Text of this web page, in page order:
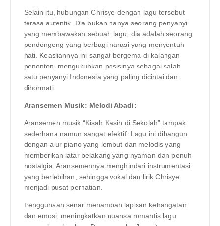
Selain itu, hubungan Chrisye dengan lagu tersebut
terasa autentik. Dia bukan hanya seorang penyanyi
yang membawakan sebuah lagu; dia adalah seorang
pendongeng yang berbagi narasi yang menyentuh
hati. Keasliannya ini sangat bergema di kalangan
penonton, mengukuhkan posisinya sebagai salah
satu penyanyi Indonesia yang paling dicintai dan
dihormati.
Aransemen Musik: Melodi Abadi:
Aransemen musik “Kisah Kasih di Sekolah” tampak
sederhana namun sangat efektif. Lagu ini dibangun
dengan alur piano yang lembut dan melodis yang
memberikan latar belakang yang nyaman dan penuh
nostalgia. Aransemennya menghindari instrumentasi
yang berlebihan, sehingga vokal dan lirik Chrisye
menjadi pusat perhatian.
Penggunaan senar menambah lapisan kehangatan
dan emosi, meningkatkan nuansa romantis lagu